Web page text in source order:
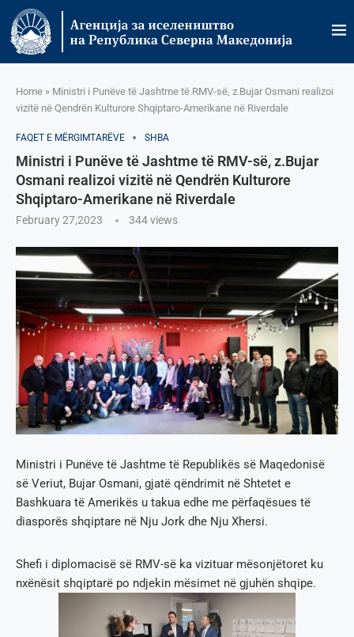
Home » Ministri i Punëve të Jashtme të RMV-së, z.Bujar Osmani realizoi
vizitë në Qendrën Kulturore Shqiptaro-Amerikane në Riverdale
FAQET E MËRGIMTARËVE SHBA
Ministri i Punëve të Jashtme të RMV-së, z.Bujar
Osmani realizoi vizitë në Qendrën Kulturore
Shqiptaro-Amerikane në Riverdale
February 27,2023 344views
Ministri i Punëve të Jashtme të Republikës së Maqedonisë
së Veriut, Bujar Osmani, gjatë qëndrimit në Shtetet e
Bashkuara të Amerikës u takua edhe me përfaqësues të
diasporës shqiptare në Nju Jork dhe Nju Xhersi.
Shefi i diplomacisë së RMV-së ka vizituar mësonjëtoret ku
nxënësit shqiptarë po ndjekin mësimet në gjuhën shqipe.